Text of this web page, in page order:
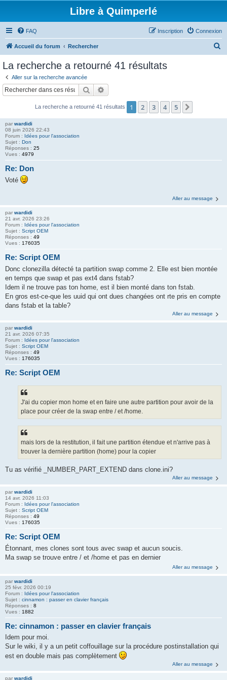
Libre à Quimperlé
FAQ Connexion
Inscription
Accueil du forum Rechercher
c
La recherche a retourné 41 résultats
Aller sur la recherche avancée
Rechercher
La recherche a retourné 41 résultats 1 2 3 4 5
par wardidi
08 juin 2026 22:43
Forum : Idées pour l'association
Sujet : Don
Réponses : 25
Vues : 4979
Re: Don
Voté
Aller au message
par wardidi
21 avr. 2026 23:26
Forum : Idées pour l'association
Sujet : Script OEM
Réponses : 49
Vues : 176035
Re: Script OEM
Donc clonezilla détecté ta partition swap comme 2. Elle est bien montée
en temps que swap et pas ext4 dans fstab?
Idem il ne trouve pas ton home, est il bien monté dans ton fstab.
En gros est-ce-que les uuid qui ont dues changées ont rte pris en compte
dans fstab et la table?
Aller au message
par wardidi
21 avr. 2026 07:35
Forum : Idées pour l'association
Sujet : Script OEM
Réponses : 49
Vues : 176035
Re: Script OEM
J'ai du copier mon home et en faire une autre partition pour avoir de la
place pour créer de la swap entre / et /home.
mais lors de la restitution, il fait une partition étendue et n'arrive pas à
trouver la dernière partition (home) pour la copier
Tu as vérifié _NUMBER_PART_EXTEND dans clone.ini?
Aller au message
par wardidi
14 avr. 2026 11:03
Forum : Idées pour l'association
Sujet : Script OEM
Réponses : 49
Vues : 176035
Re: Script OEM
Étonnant, mes clones sont tous avec swap et aucun soucis.
Ma swap se trouve entre / et /home et pas en dernier
Aller au message
par wardidi
25 févr. 2026 00:19
Forum : Idées pour l'association
Sujet : cinnamon : passer en clavier français
Réponses : 8
Vues : 1882
Re: cinnamon : passer en clavier français
Idem pour moi.
Sur le wiki, il y a un petit coffouillage sur la procédure postinstallation qui
est en double mais pas complètement
Aller au message
par wardidi